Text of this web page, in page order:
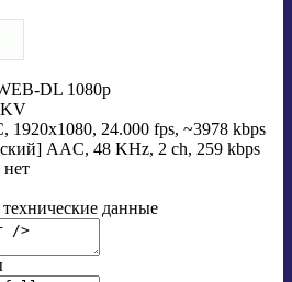
DL 1080p
1920x1080, 24.000 fps, ~3978 kbps
AAC, 48 KHz, 2 ch, 259 kbps
нет
данные